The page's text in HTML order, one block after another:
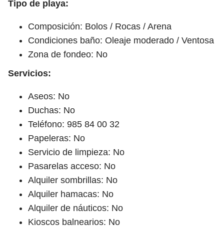
Tipo de playa:
Composición: Bolos / Rocas / Arena
Condiciones baño: Oleaje moderado / Ventosa
Zona de fondeo: No
Servicios:
Aseos: No
Duchas: No
Teléfono: 985 84 00 32
Papeleras: No
Servicio de limpieza: No
Pasarelas acceso: No
Alquiler sombrillas: No
Alquiler hamacas: No
Alquiler de náuticos: No
Kioscos balnearios: No